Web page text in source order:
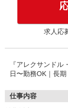
求人応
『アレクサンド
日〜勤務OK｜長期
仕事内容